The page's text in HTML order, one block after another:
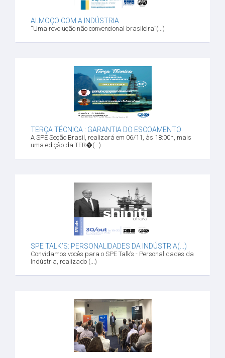
ALMOÇO COM A INDÚSTRIA
“Uma revolução não convencional brasileira”(...)
TERÇA TÉCNICA : GARANTIA DO ESCOAMENTO
A SPE Seção Brasil, realizará em 06/11, às 18:00h, mais
uma edição da TER�(...)
SPE TALK’S: PERSONALIDADES DA INDÚSTRIA(...)
Convidamos vocês para o SPE Talk’s - Personalidades da
Indústria, realizado (...)